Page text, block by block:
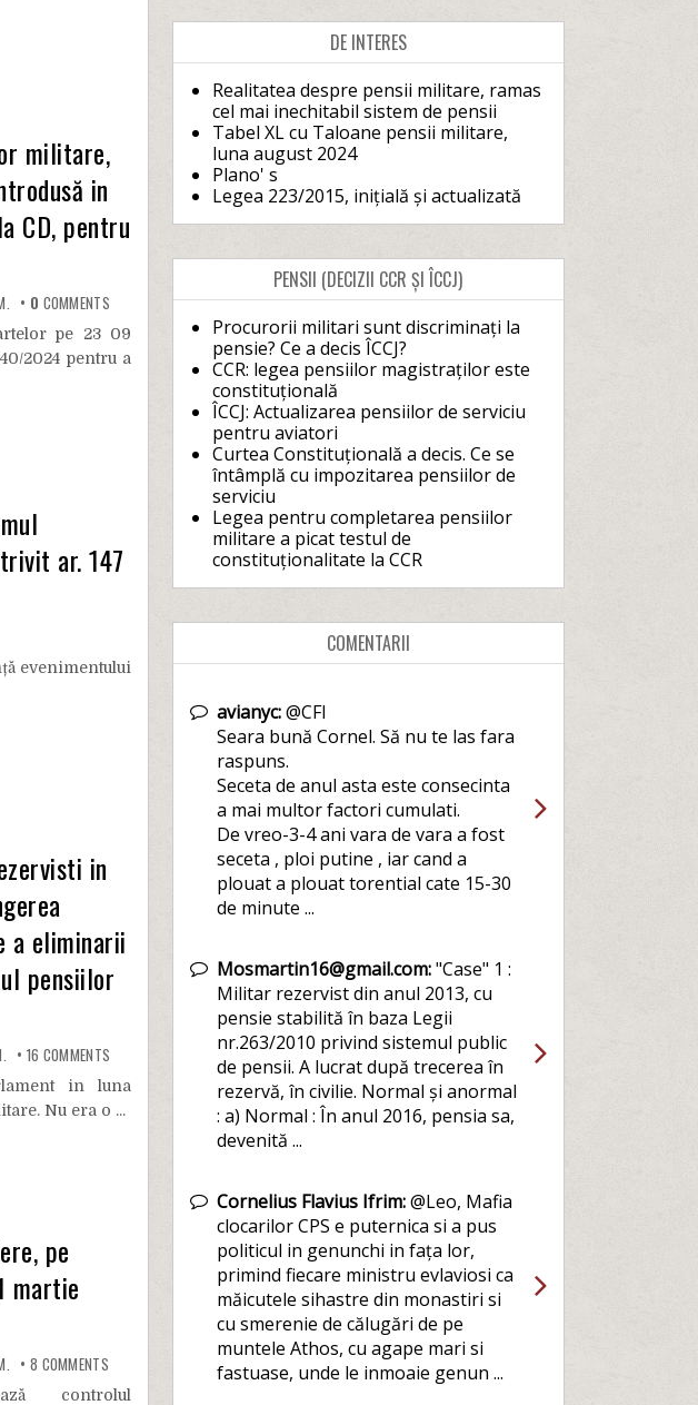
militare,
in
CD, pentru
0 COMMENTS
pe 23 09
2024 pentru a
ar. 147
evenimentului
in
a eliminarii
pensiilor
16 COMMENTS
in luna
Nu era o ...
pe
martie
8 COMMENTS
controlul
DE INTERES
Realitatea despre pensii militare, ramas
cel mai inechitabil sistem de pensii
Tabel XL cu Taloane pensii militare,
luna august 2024
Plano' s
Legea 223/2015, inițială și actualizată
PENSII (DECIZII CCR ȘI ÎCCJ)
Procurorii militari sunt discriminați la
pensie? Ce a decis ÎCCJ?
CCR: legea pensiilor magistraților este
constituțională
ÎCCJ: Actualizarea pensiilor de serviciu
pentru aviatori
Curtea Constituțională a decis. Ce se
întâmplă cu impozitarea pensiilor de
serviciu
Legea pentru completarea pensiilor
militare a picat testul de
constituționalitate la CCR
COMENTARII
avianyc:@CFI
Seara bună Cornel. Să nu te las fara
raspuns.
Seceta de anul asta este consecinta
a mai multor factori cumulati.
De vreo-3-4 ani vara de vara a fost
seceta , ploi putine , iar cand a
plouat a plouat torential cate 15-30
de minute ...
Mosmartin16@gmail.com:"Case" 1 :
Militar rezervist din anul 2013, cu
pensie stabilită în baza Legii
nr.263/2010 privind sistemul public
de pensii. A lucrat după trecerea în
rezervă, în civilie. Normal și anormal
: a) Normal : În anul 2016, pensia sa,
devenită ...
Cornelius Flavius Ifrim:@Leo, Mafia
clocarilor CPS e puternica si a pus
politicul in genunchi in fața lor,
primind fiecare ministru evlaviosi ca
măicutele sihastre din monastiri si
cu smerenie de călugări de pe
muntele Athos, cu agape mari si
fastuase, unde le inmoaie genun ...